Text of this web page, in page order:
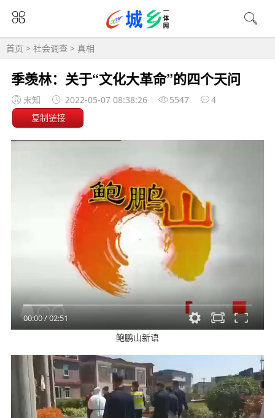
首页 > 社会调查 > 真相
季羡林：关于“文化大革命”的四个天问
未知 2022-05-07 08:38:26 5547 4
复制链接
00:00/02:51
鲍鹏山新语